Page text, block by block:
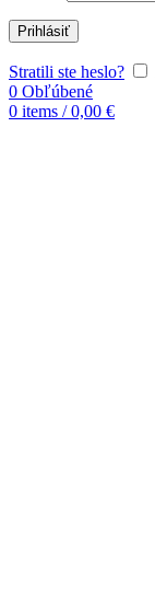
Prihlásiť
Stratili ste heslo?
0 Obľúbené
0 items / 0,00 €